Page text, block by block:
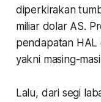
diperkirakan
miliar dolar AS.
pendapatan
yakni masing-
Lalu, dari segi